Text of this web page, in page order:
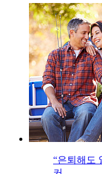
“은퇴해도